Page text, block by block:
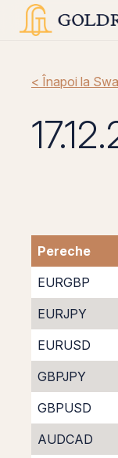
< Înapoi la
Pereche
EURGBP
EURJPY
EURUSD
GBPJPY
GBPUSD
AUDCAD